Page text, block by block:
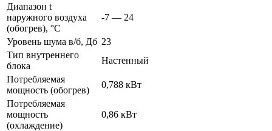
Диапазон t
наружного воздуха
(обогрев), °C
-7 — 24
Уровень шума в/б, Дб 23
Тип внутреннего
блока
Настенный
Потребляемая
мощность (обогрев)
0,788 кВт
Потребляемая
мощность
(охлаждение)
0,86 кВт